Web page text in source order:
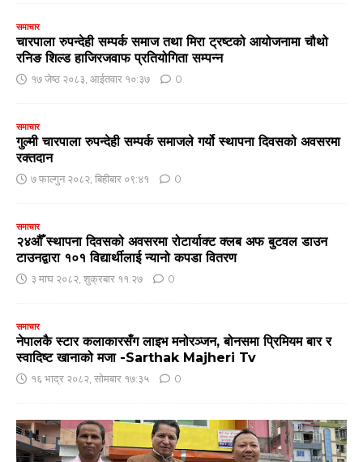
समाचार
चारपाला रुपन्देही सम्पर्क समाज तथा मिरा ट्रष्टको आयोजनामा चौथो
रनिङ शिल्ड हाजिरजवाफ प्रतियोगिता सम्पन्न
१७ जेष्ठ २०८३, आईतवार १०:३७ 0
समाचार
गुल्मी चारपाला रुपन्देही सम्पर्क समाजले गर्यो स्थापना दिवसको अवसरमा
रक्तदान
७ फाल्गुन २०८२, बिहीबार ०९:४१ 0
समाचार
२४औँ स्थापना दिवसको अवसरमा रोटार्याक्ट क्लब अफ बुटवल डाउन
टाउनद्वारा १०१ विद्यार्थीलाई न्यानो कपडा वितरण
३ माघ २०८२, शुक्रबार ११:२७ 0
समाचार
नेपालकै स्टार कलाकारसँग लाइभ मनोरञ्जन, बोनसमा प्रिमियम बार र
स्वादिष्ट खानाको मजा -Sarthak Majheri Tv
१६ भाद्र २०८२, सोमबार १७:३५ 0